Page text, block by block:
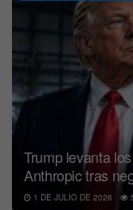
Trump levanta
Anthropic tras
1 DE JULIO DE 2026